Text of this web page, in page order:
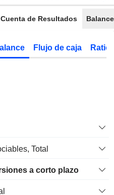
Cuenta de Resultados Balance
Flujo de caja
Total
a corto plazo